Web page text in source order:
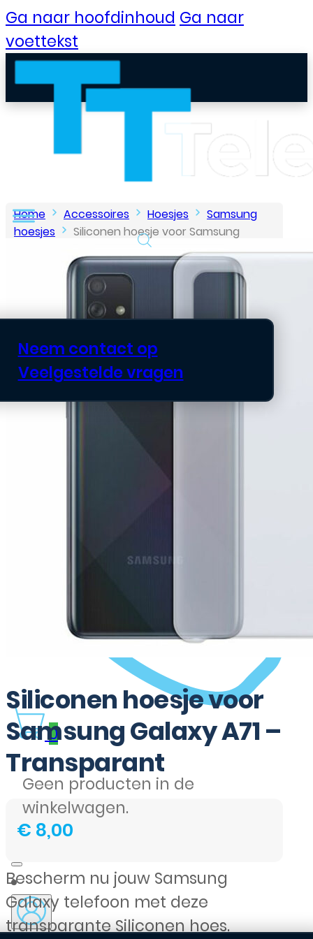
Ga naar hoofdinhoud Ga naar
voettekst
B2B Portaal
Klantenservice
Neem contact op
Veelgestelde vragen
0
Geen producten in de
winkelwagen.
Home Accessoires Hoesjes
Samsung
hoesjes
Siliconen hoesje voor Samsung
Galaxy A71 – Transparant
Siliconen hoesje voor
Samsung Galaxy A71 –
Transparant
€ 8,00
Bescherm nu jouw Samsung
Galaxy telefoon met deze
transparante Siliconen hoes.